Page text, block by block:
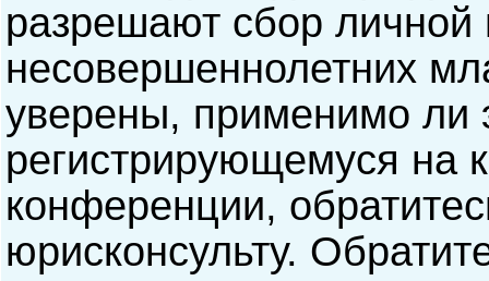
разрешают сбор
несовершеннолетних
уверены, применимо ли
регистрирующемуся на
конференции,
юрисконсульту.